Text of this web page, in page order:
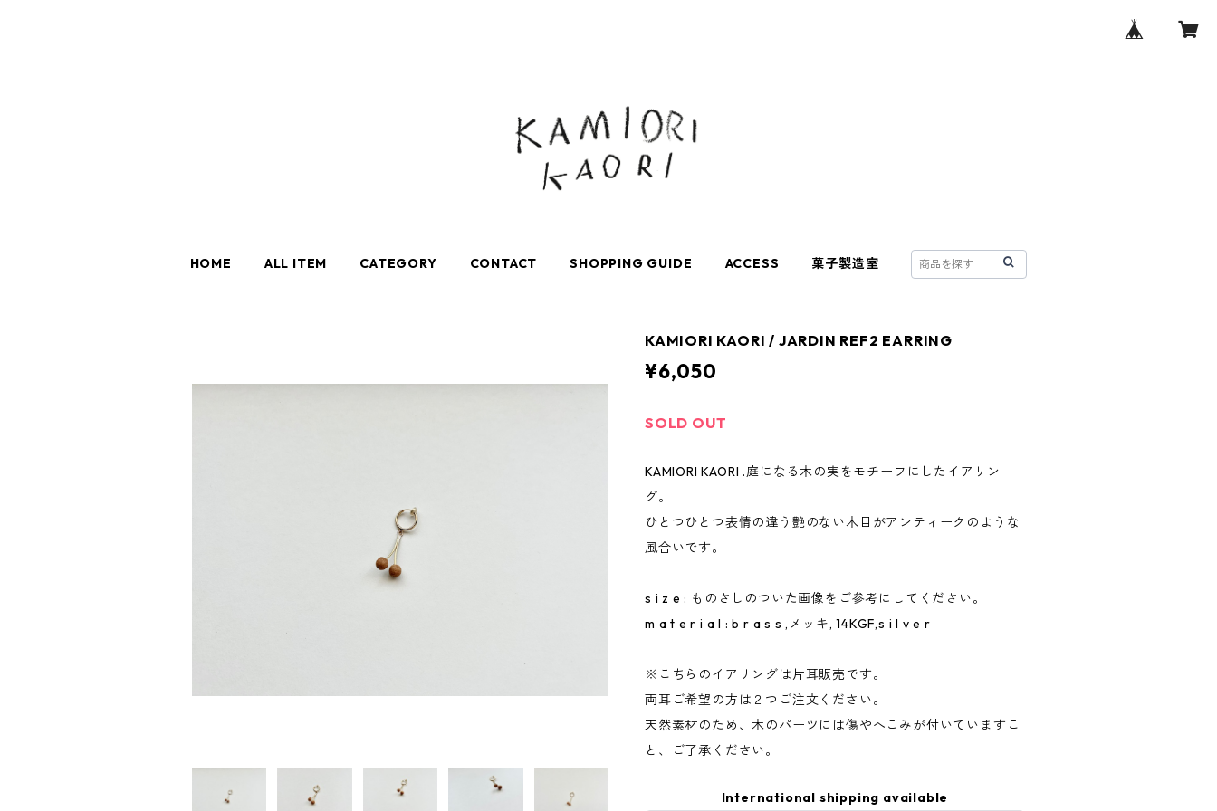
HOME ALL ITEM CATEGORY CONTACT SHOPPING GUIDE ACCESS 菓子製造室
KAMIORI KAORI / JARDIN REF2 EARRING
¥6,050
SOLD OUT
KAMIORI KAORI .庭になる木の実をモチーフにしたイアリン
グ。
ひとつひとつ表情の違う艶のない木目がアンティークのような
風合いです。
s i z e : ものさしのついた画像をご参考にしてください。
m a t e r i a l : b r a s s ,メッキ, 14KGF,s i l v e r
※こちらのイアリングは片耳販売です。
両耳ご希望の方は２つご注文ください。
天然素材のため、木のパーツには傷やへこみが付いていますこ
と、ご了承ください。
International shipping available